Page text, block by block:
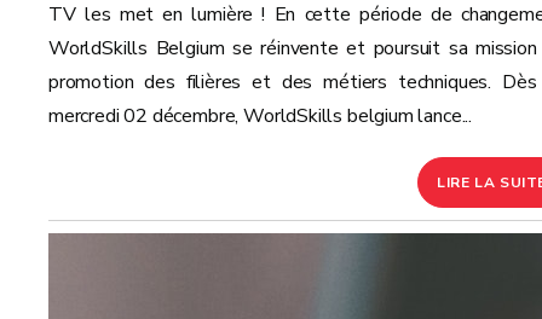
TV les met en lumière ! En cette période de
WorldSkills Belgium se réinvente et poursuit sa
promotion des filières et des métiers techniques.
mercredi 02 décembre, WorldSkills belgium lance...
LIRE LA